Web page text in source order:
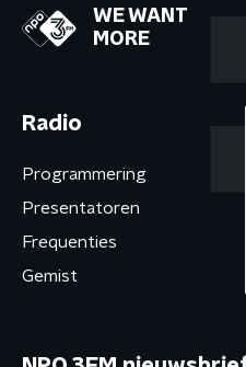
WE WANT
MORE
Radio
Programmering
Presentatoren
Frequenties
Gemist